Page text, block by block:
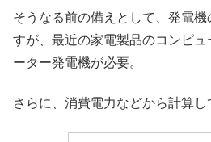
そうなる前の備えとして、発電
すが、最近の家電製品のコンピ
ーター発電機が必要。
さらに、消費電力などから計算し